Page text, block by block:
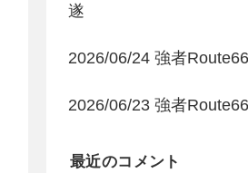
遂
2026/06/24 強者
2026/06/23 強者
最近のコメント